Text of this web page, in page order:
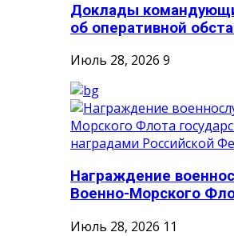
Доклады
об оперативной
Июль 28, 2026 9
Награждение
Военно-Морского
Июль 28, 2026 11